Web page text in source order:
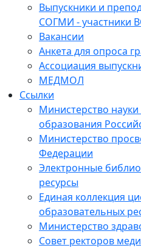
Выпускники и
СОГМИ - участники
Вакансии
Анкета для опроса
Ассоциация
МЕДМОЛ
Ссылки
Министерство
образования
Министерство
Федерации
Электронные
ресурсы
Единая коллекция
образовательных
Министерство
Совет ректоров